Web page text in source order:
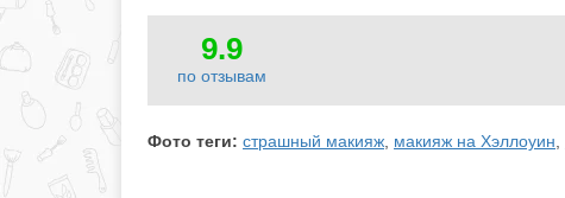
9.9
по отзывам
Фото теги: страшный макияж, макияж на Хэллоуин,